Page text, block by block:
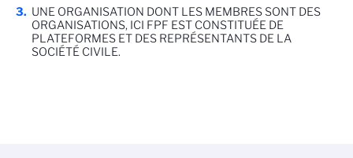
UNE ORGANISATION DONT LES MEMBRES SONT DES
ORGANISATIONS, ICI FPF EST CONSTITUÉE DE
PLATEFORMES ET DES REPRÉSENTANTS DE LA
SOCIÉTÉ CIVILE.